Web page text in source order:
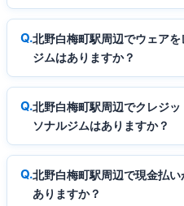
北野白梅町駅周辺でウェア
ジムはありますか？
北野白梅町駅周辺でクレジ
ソナルジムはありますか？
北野白梅町駅周辺で現金払
ありますか？